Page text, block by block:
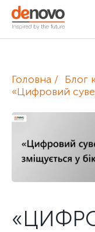
De Novo
Партнерство
Блог
Головна
Блог
«Цифровий